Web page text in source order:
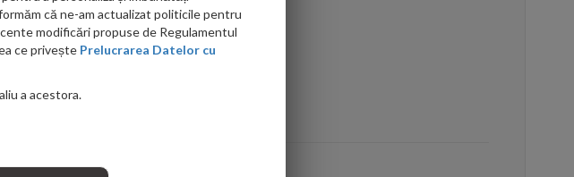
PRP: 227.00 RON/mp
198.00
că ne-am actualizat politicile pentru
modificări propuse de Regulamentul
ce privește Prelucrarea Datelor cu
a acestora.